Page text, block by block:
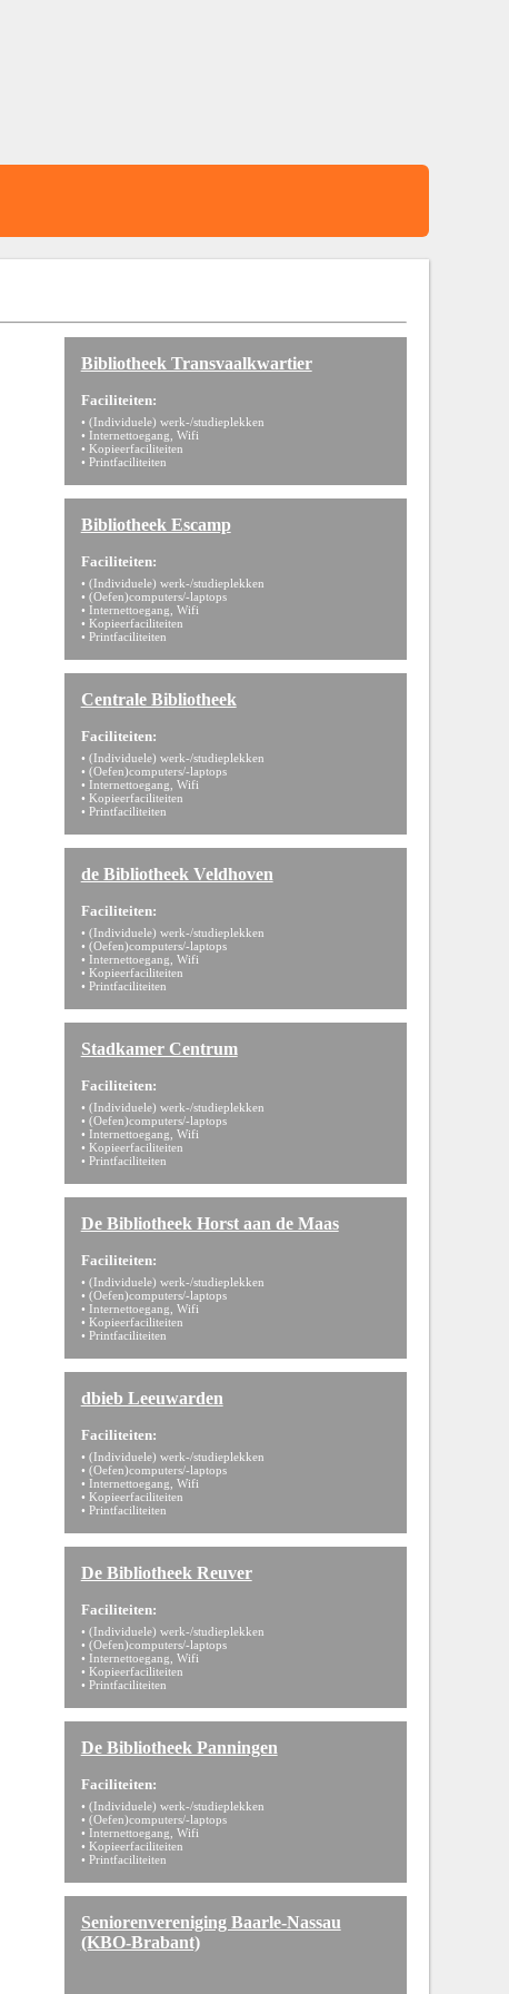
Bibliotheek Transvaalkwartier
Faciliteiten:
• (Individuele) werk-/studieplekken
• Internettoegang, Wifi
• Kopieerfaciliteiten
• Printfaciliteiten
Bibliotheek Escamp
Faciliteiten:
• (Individuele) werk-/studieplekken
• (Oefen)computers/-laptops
• Internettoegang, Wifi
• Kopieerfaciliteiten
• Printfaciliteiten
Centrale Bibliotheek
Faciliteiten:
• (Individuele) werk-/studieplekken
• (Oefen)computers/-laptops
• Internettoegang, Wifi
• Kopieerfaciliteiten
• Printfaciliteiten
de Bibliotheek Veldhoven
Faciliteiten:
• (Individuele) werk-/studieplekken
• (Oefen)computers/-laptops
• Internettoegang, Wifi
• Kopieerfaciliteiten
• Printfaciliteiten
Stadkamer Centrum
Faciliteiten:
• (Individuele) werk-/studieplekken
• (Oefen)computers/-laptops
• Internettoegang, Wifi
• Kopieerfaciliteiten
• Printfaciliteiten
De Bibliotheek Horst aan de Maas
Faciliteiten:
• (Individuele) werk-/studieplekken
• (Oefen)computers/-laptops
• Internettoegang, Wifi
• Kopieerfaciliteiten
• Printfaciliteiten
dbieb Leeuwarden
Faciliteiten:
• (Individuele) werk-/studieplekken
• (Oefen)computers/-laptops
• Internettoegang, Wifi
• Kopieerfaciliteiten
• Printfaciliteiten
De Bibliotheek Reuver
Faciliteiten:
• (Individuele) werk-/studieplekken
• (Oefen)computers/-laptops
• Internettoegang, Wifi
• Kopieerfaciliteiten
• Printfaciliteiten
De Bibliotheek Panningen
Faciliteiten:
• (Individuele) werk-/studieplekken
• (Oefen)computers/-laptops
• Internettoegang, Wifi
• Kopieerfaciliteiten
• Printfaciliteiten
Seniorenvereniging Baarle-Nassau
(KBO-Brabant)